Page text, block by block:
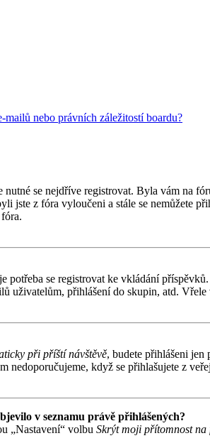
nebo právních záležitostí boardu?
se nejdříve registrovat. Byla vám na
jste z fóra vyloučeni a stále se
potřeba se registrovat ke vkládání
uživatelům, přihlášení do skupin, atd.
při příští návštěvě, budete přihlášeni jen
nedoporučujeme, když se přihlašujete z
v seznamu právě přihlášených?
„Nastavení“ volbu Skrýt moji přítomnost na